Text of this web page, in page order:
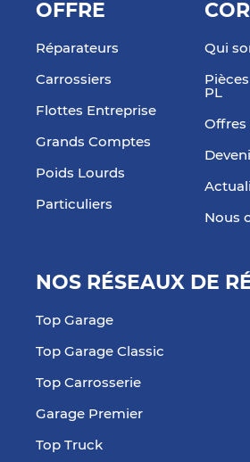
OFFRE
Réparateurs
Carrossiers
Flottes Entreprise
Grands Comptes
Poids Lourds
Particuliers
Qui
PL
Offres
Nous
NOS RÉSEAUX DE
Top Garage
Top Garage Classic
Top Carrosserie
Garage Premier
Top Truck